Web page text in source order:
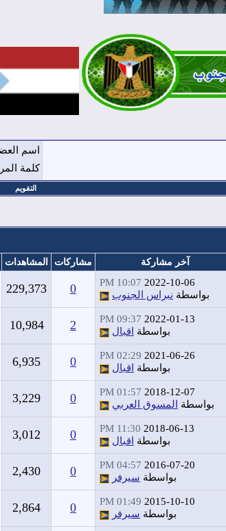
اسم
كلمة
التقويم
آخر مشاركة مشاركات المشاهدات
2022-10-06
10:07 PM
بواسطة نبراس الجنوب 0
229,373
2022-01-13
09:37 PM
بواسطة
اقبال 2
10,984
2021-06-26
02:29 PM
بواسطة
اقبال 0
6,935
2018-12-07
01:57 PM
بواسطة
المسوق العربي 0
3,229
2018-06-13
11:30 PM
بواسطة
اقبال 0
3,012
2016-07-20
04:57 PM
بواسطة سيرفر 0
2,430
2015-10-10
01:49 PM
بواسطة سيرفر 0
2,864